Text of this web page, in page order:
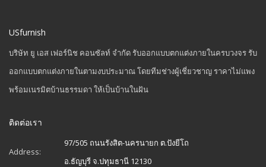
USfurnish
บริษัท ยู เอส เฟอร์นิช คอนซัลท์ จำกัด รับออกแบบตกแต่งภายในครบวงจร รับ
ออกแบบตกแต่งภายในตามงบประมาณ โดยทีมช่างผู้เชี่ยวชาญ ราคาไม่แพง
พร้อมเนรมิตบ้านธรรมดา ให้เป็นบ้านในฝัน
ติดต่อเรา
Address:
97/505 ถนนรังสิต-นครนายก ต.ปังยีโถ
อ.ธัญบุรี จ.ปทุมธานี 12130